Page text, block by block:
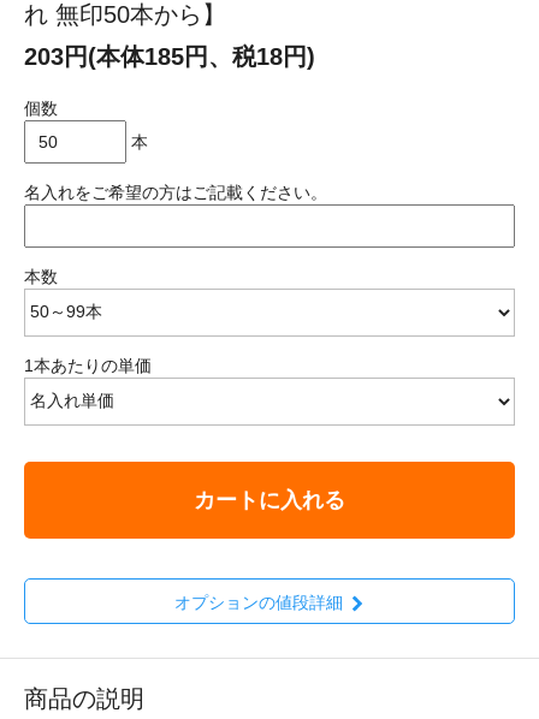
れ 無印50本から】
203円(本体185円、税18円)
個数
本
名入れをご希望の方はご記載ください。
本数
1本あたりの単価
カートに入れる
オプションの値段詳細
商品の説明